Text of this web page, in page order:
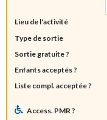
Lieu de l'activité
Type de sortie
Sortie gratuite ?
Enfants acceptés ?
Liste compl. acceptée ?
Access. PMR ?